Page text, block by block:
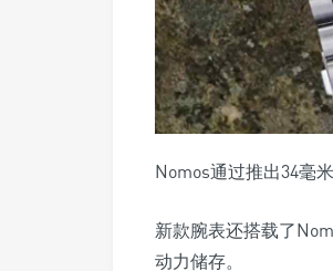
Nomos通过推出34毫
新款腕表还搭载了
动力储存。